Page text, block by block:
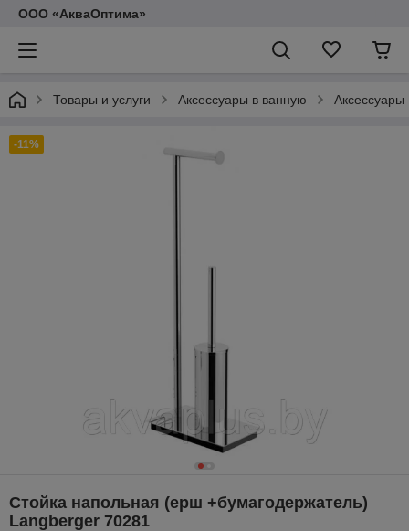
ООО «АкваОптима»
Товары и услуги Аксессуары в ванную
-11%
Стойка напольная (ерш +бумагодержатель)
Langberger 70281